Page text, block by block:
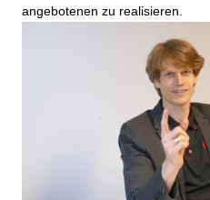
angebotenen zu realisieren.